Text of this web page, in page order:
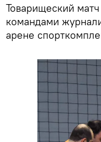
Товарищеский
командами
арене